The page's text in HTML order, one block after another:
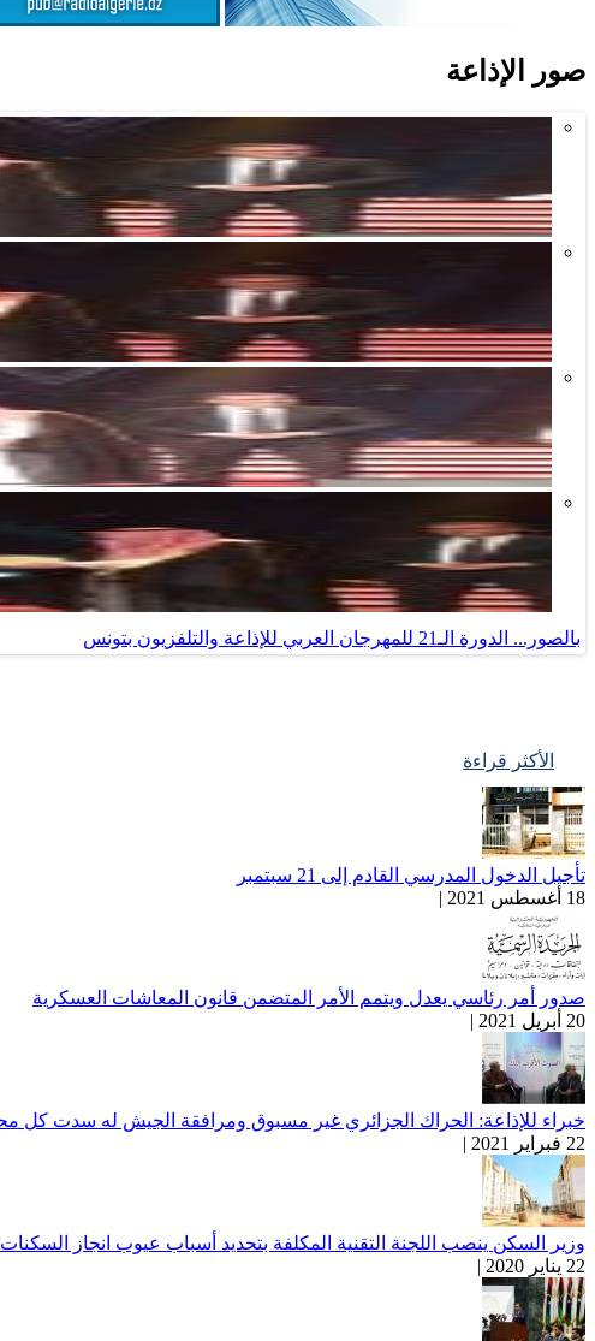
صور الإذاعة
بالصور... الدورة الـ21 للمهرجان العربي للإذاعة والتلفزيون بتونس
الأكثر قراءة
تأجيل الدخول المدرسي القادم إلى 21 سبتمبر
18 أغسطس 2021 |
صدور أمر رئاسي يعدل ويتمم الأمر المتضمن قانون المعاشات العسكرية
20 أبريل 2021 |
خبراء للإذاعة: الحراك الجزائري غير مسبوق ومرافقة الجيش له سدت كل
22 فبراير 2021 |
وزير السكن ينصب اللجنة التقنية المكلفة بتحديد أسباب عيوب انجاز السكنات
22 يناير 2020 |